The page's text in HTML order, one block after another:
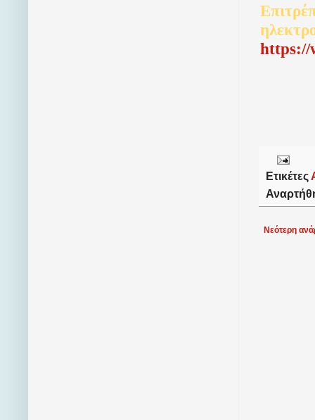
https://
Ετικέτες
Νεότερη